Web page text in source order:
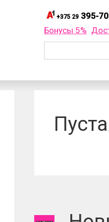
+375 29 395-
+375 29
обработки
принимаю
Бонусы 5%